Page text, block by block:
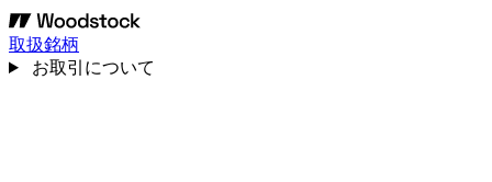
取扱銘柄
お取引について